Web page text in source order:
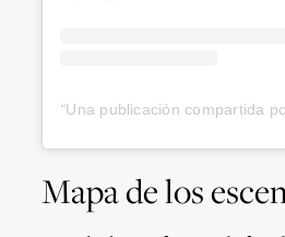
Una publicación compartida por Corona
Mapa de los